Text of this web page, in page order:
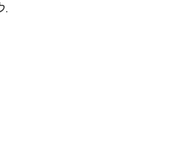
לו את מה שחשוב ברגע.